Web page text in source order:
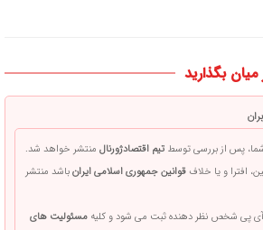
بگذارید
پس از بررسی توسطتیم اقتصادژورنالمنتشر خواهد شد.
افترا و یا خلافقوانین جمهوری اسلامی ایرانباشد منتشر
آی پی شخص نظر دهنده ثبت می شود و کلیهمسئولیت های